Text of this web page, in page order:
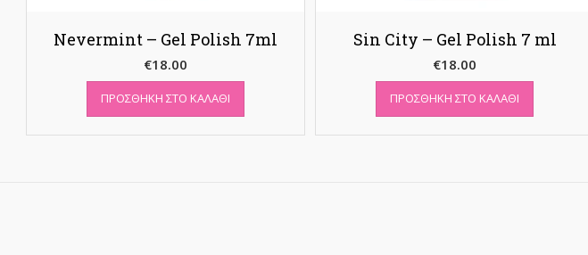
Nevermint – Gel Polish 7ml
€18.00
ΠΡΟΣΘΉΚΗ ΣΤΟ ΚΑΛΆΘΙ
Sin City – Gel Polish 7 ml
€18.00
ΠΡΟΣΘΉΚΗ ΣΤΟ ΚΑΛΆΘΙ